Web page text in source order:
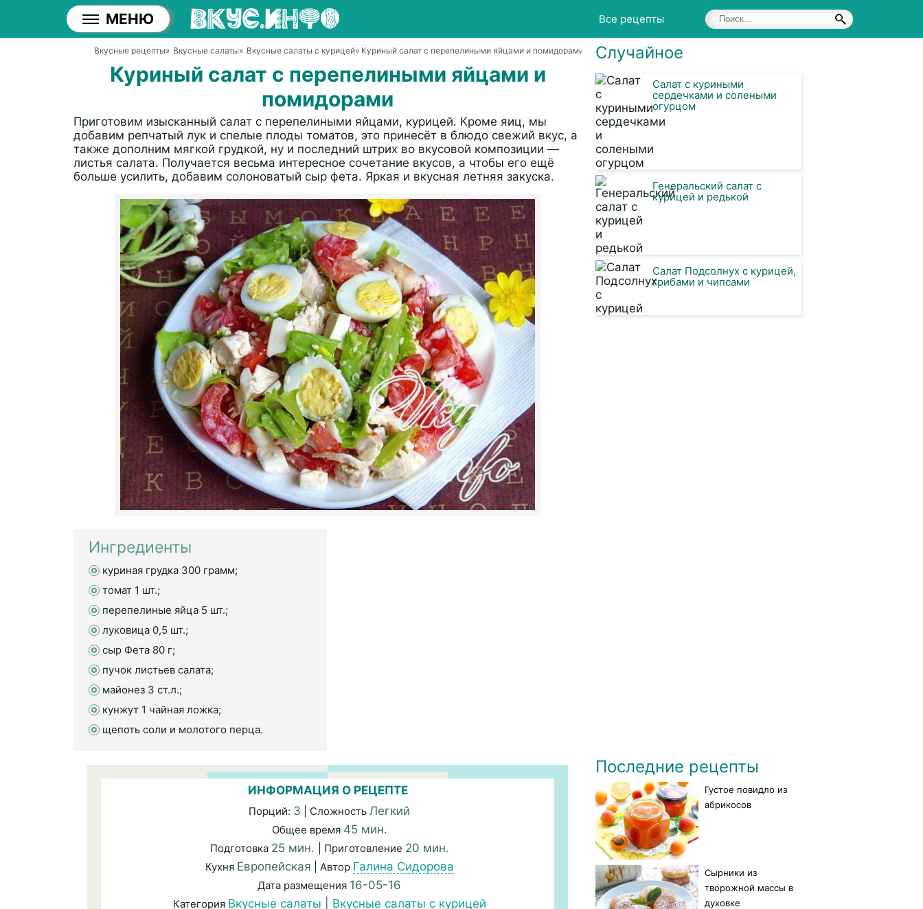
МЕНЮ Все рецепты
Вкусные рецепты» Вкусные салаты» Вкусные салаты с курицей» Куриный салат с перепелиными яйцами и помидорами
Куриный салат с перепелиными яйцами и
помидорами
Приготовим изысканный салат с перепелиными яйцами, курицей. Кроме яиц, мы
добавим репчатый лук и спелые плоды томатов, это принесёт в блюдо свежий вкус, а
также дополним мягкой грудкой, ну и последний штрих во вкусовой композиции —
листья салата. Получается весьма интересное сочетание вкусов, а чтобы его ещё
больше усилить, добавим солоноватый сыр фета. Яркая и вкусная летняя закуска.
Ингредиенты
куриная грудка 300 грамм;
томат 1 шт.;
перепелиные яйца 5 шт.;
луковица 0,5 шт.;
сыр Фета 80 г;
пучок листьев салата;
майонез 3 ст.л.;
кунжут 1 чайная ложка;
щепоть соли и молотого перца.
ИНФОРМАЦИЯ О РЕЦЕПТЕ
Порций: 3 | Сложность Легкий
Общее время 45 мин.
Подготовка 25 мин. | Приготовление 20 мин.
Кухня Европейская | Автор Галина Сидорова
Дата размещения 16-05-16
Категория Вкусные салаты Вкусные салаты с курицей
Случайное
Салат с куриными
сердечками и солеными
огурцом
Генеральский салат с
курицей и редькой
Салат Подсолнух с курицей,
грибами и чипсами
Последние рецепты
Густое повидло из
абрикосов
Сырники из
творожной массы в
духовке